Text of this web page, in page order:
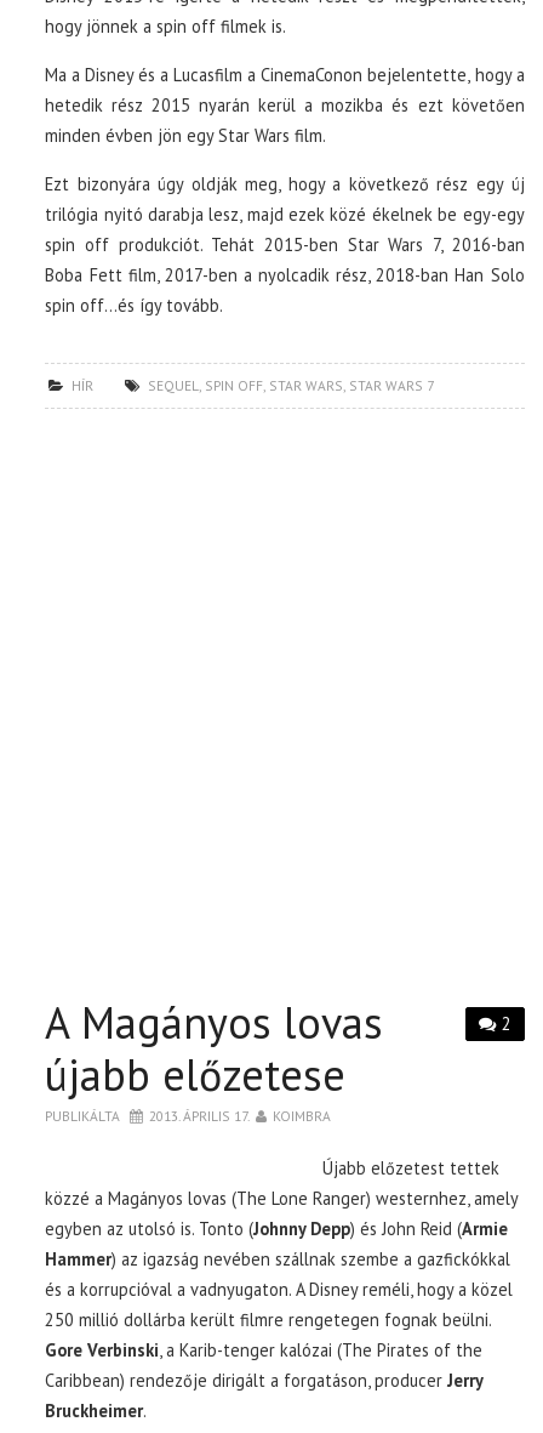
hogy jönnek a spin off filmek is.
Ma a Disney és a Lucasfilm a CinemaConon bejelentette, hogy a
hetedik rész 2015 nyarán kerül a mozikba és ezt követően
minden évben jön egy Star Wars film.
Ezt bizonyára úgy oldják meg, hogy a következő rész egy új
trilógia nyitó darabja lesz, majd ezek közé ékelnek be egy-egy
spin off produkciót. Tehát 2015-ben Star Wars 7, 2016-ban
Boba Fett film, 2017-ben a nyolcadik rész, 2018-ban Han Solo
spin off…és így tovább.
HÍR SEQUEL, SPIN OFF, STAR WARS, STAR WARS 7
2
A Magányos lovas
újabb előzetese
PUBLIKÁLTA 2013. ÁPRILIS 17. KOIMBRA
Újabb előzetest tettek
közzé a Magányos lovas (The Lone Ranger) westernhez, amely
egyben az utolsó is. Tonto (Johnny Depp) és John Reid (Armie
Hammer) az igazság nevében szállnak szembe a gazfickókkal
és a korrupcióval a vadnyugaton. A Disney reméli, hogy a közel
250 millió dollárba került filmre rengetegen fognak beülni.
Gore Verbinski, a Karib-tenger kalózai (The Pirates of the
Caribbean) rendezője dirigált a forgatáson, producer Jerry
Bruckheimer.